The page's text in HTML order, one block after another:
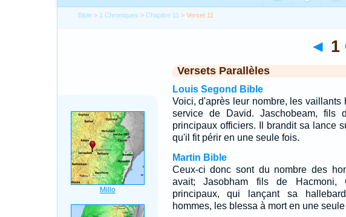
Bible > 1 Chroniques >Chapitre 11 > Verset 11
◄ 1
Versets Parallèles
Louis Segond Bible
Voici, d'après leur nombre, les vaillants
service de David. Jaschobeam, fils
principaux officiers. Il brandit sa lance
qu'il fit périr en une seule fois.
Martin Bible
Ceux-ci donc sont du nombre des
avait; Jasobham fils de
principaux, qui lançant sa
hommes, les blessa à mort en une